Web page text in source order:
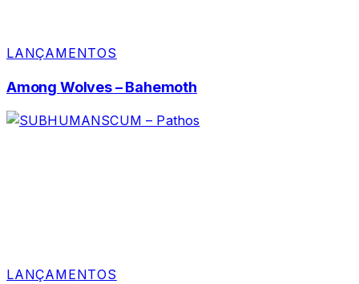
LANÇAMENTOS
Among Wolves – Bahemoth
LANÇAMENTOS